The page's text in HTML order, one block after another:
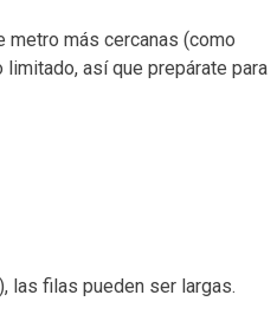
más cercanas (como
así que prepárate para
las filas pueden ser largas.